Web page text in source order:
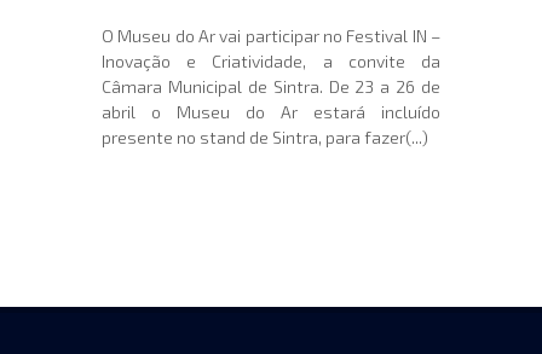
O Museu do Ar vai participar no Festival IN –
Inovação e Criatividade, a convite da
Câmara Municipal de Sintra. De 23 a 26 de
abril o Museu do Ar estará incluído
presente no stand de Sintra, para fazer(...)